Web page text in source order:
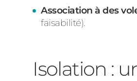
Association à des
faisabilité).
Isolation :